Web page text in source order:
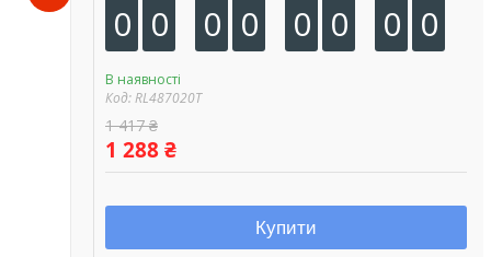
0 0 0 0 0 0 0 0
В наявності
Код:RL487020T
1 417 ₴
1 288 ₴
Купити